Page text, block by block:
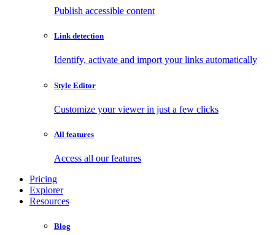
Publish accessible content
Link detection
Identify, activate and import your links automatically
Style Editor
Customize your viewer in just a few clicks
All features
Access all our features
Pricing
Explorer
Resources
Blog